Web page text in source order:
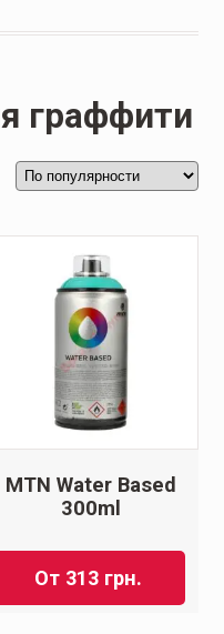
граффити
MTN Water Based
300ml
От 313 грн.